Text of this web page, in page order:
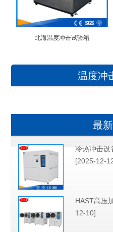
北海温度冲击试验箱
温度冲
最
冷热冲击设
[2025-12-
HAST高压
12-10]